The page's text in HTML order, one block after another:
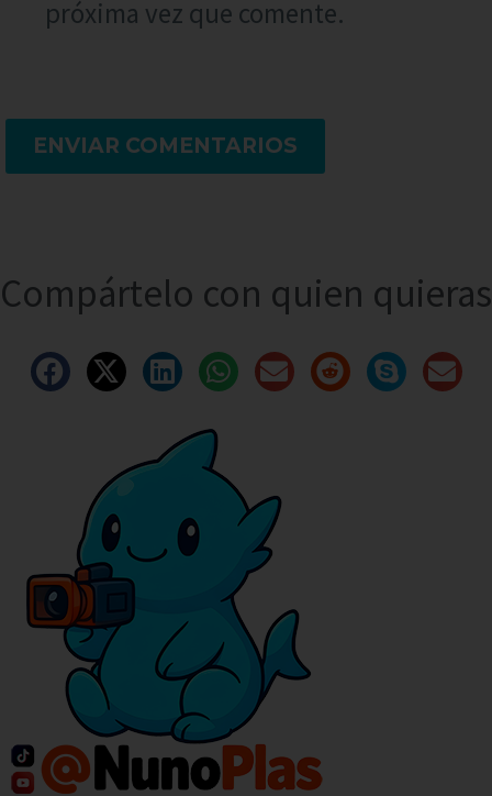
próxima vez que comente.
ENVIAR COMENTARIOS
Compártelo con quien quieras